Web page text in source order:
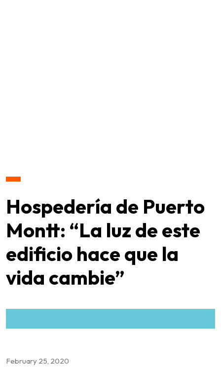
Hospedería de Puerto
Montt: “La luz de este
edificio hace que la
vida cambie”
February 25, 2020